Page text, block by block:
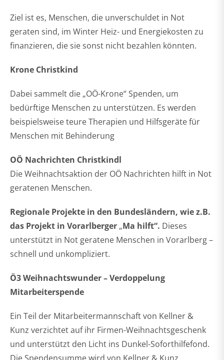
Ziel ist es, Menschen, die unverschuldet in Not
geraten sind, im Winter Heiz- und Energiekosten zu
finanzieren, die sie sonst nicht bezahlen könnten.
Krone Christkind
Dabei sammelt die „OÖ-Krone“ Spenden, um
bedürftige Menschen zu unterstützen. Es werden
beispielsweise teure Therapien und Hilfsgeräte für
Menschen mit Behinderung
OÖ Nachrichten Christkindl
Die Weihnachtsaktion der OÖ Nachrichten hilft in Not
geratenen Menschen.
Regionale Projekte in den Bundesländern, wie z.B.
das Projekt in Vorarlberger„Ma hilft“. Dieses
unterstützt in Not geratene Menschen in Vorarlberg –
schnell und unkompliziert.
Ö3 Weihnachtswunder – Verdoppelung
Mitarbeiterspende
Ein Teil der Mitarbeitermannschaft von Kellner &
Kunz verzichtet auf ihr Firmen-Weihnachtsgeschenk
und unterstützt den Licht ins Dunkel-Soforthilfefond.